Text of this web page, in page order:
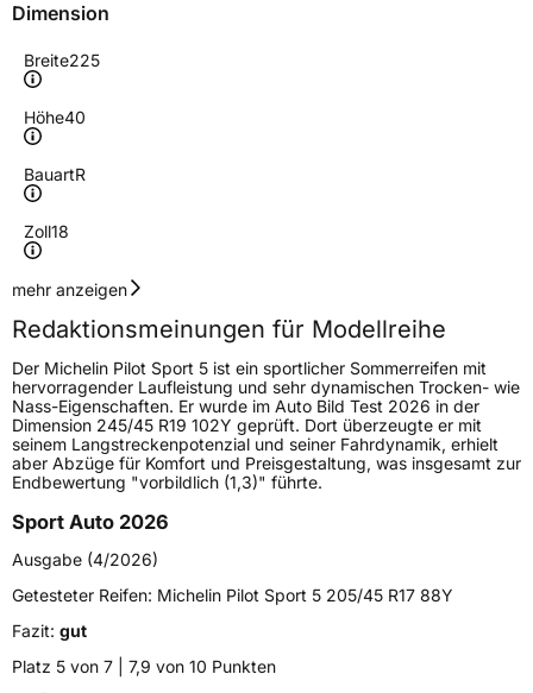
Dimension
Breite225
Höhe40
BauartR
Zoll18
Geschwindigkeitsindex
Höchstgeschwindigkeit
300 km/h
Lastindex92
Höchstlast630 kg
Gewicht (in kg) 9,24 kg
Generelle Merkmale
FahrzeugtypPKW
VerwendungSommerreifen
Modellname
Fahrzeugart PKW & SUV
mehr anzeigen
Redaktionsmeinungen für Modellreihe
Der Michelin Pilot Sport 5 ist ein sportlicher Sommerreifen mit
hervorragender Laufleistung und sehr dynamischen Trocken- wie
Nass-Eigenschaften. Er wurde im Auto Bild Test 2026 in der
Dimension 245/45 R19 102Y geprüft. Dort überzeugte er mit
seinem Langstreckenpotenzial und seiner Fahrdynamik, erhielt
aber Abzüge für Komfort und Preisgestaltung, was insgesamt zur
Endbewertung "vorbildlich (1,3)" führte.
Sport Auto 2026
Ausgabe (4/2026)
Getesteter Reifen: Michelin Pilot Sport 5 205/45 R17 88Y
Fazit: gut
Platz 5 von 7 | 7,9 von 10 Punkten